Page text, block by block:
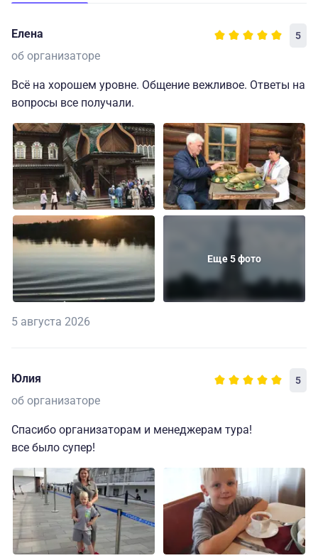
Елена 5
об организаторе
Всё на хорошем уровне. Общение вежливое. Ответы на
вопросы все получали.
Еще 5 фото
5 августа 2026
Юлия 5
об организаторе
Спасибо организаторам и менеджерам тура!
все было супер!